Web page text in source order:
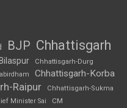
BJP Chhattisgarh
Chhattisgarh-Durg
Chhattisgarh-Korba
Raipur
Chhattisgarh-Sukma
Minister Sai CM